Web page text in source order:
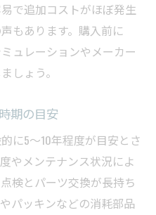
で追加コストがほぼ発生
もあります。購入前に
ュレーションやメーカー
しょう。
期の目安
に5〜10年程度が目安とさ
やメンテナンス状況によ
検とパーツ交換が長持ち
パッキンなどの消耗部品